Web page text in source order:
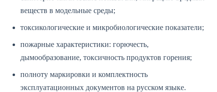
веществ в модельные среды;
токсикологические и микробиологические показатели;
пожарные характеристики: горючесть,
дымообразование, токсичность продуктов горения;
полноту маркировки и комплектность
эксплуатационных документов на русском языке.